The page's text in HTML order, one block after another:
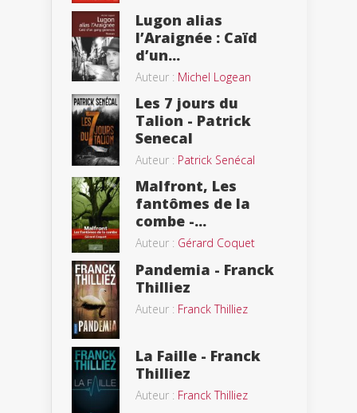
Lugon alias
l’Araignée : Caïd
d’un...
Auteur : Michel Logean
Les 7 jours du
Talion - Patrick
Senecal
Auteur : Patrick Senécal
Malfront, Les
fantômes de la
combe -...
Auteur : Gérard Coquet
Pandemia - Franck
Thilliez
Auteur : Franck Thilliez
La Faille - Franck
Thilliez
Auteur : Franck Thilliez